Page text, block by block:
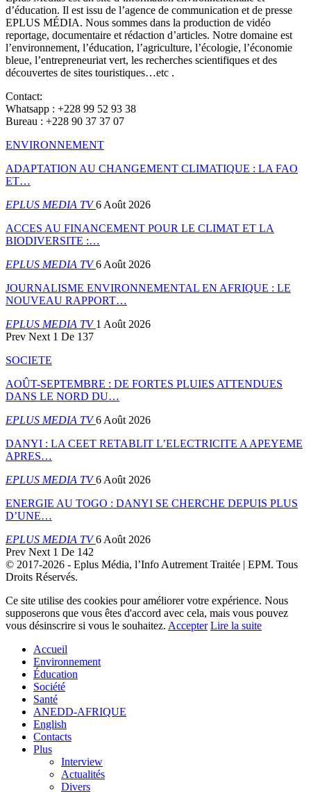
d’éducation. Il est issu de l’agence de communication et de presse
EPLUS MÉDIA. Nous sommes dans la production de vidéo
reportage, documentaire et rédaction d’articles. Notre domaine est
l’environnement, l’éducation, l’agriculture, l’écologie, l’économie
bleue, l’entrepreneuriat vert, les recherches scientifiques et des
découvertes de sites touristiques…etc .
Contact:
Whatsapp : +228 99 52 93 38
Bureau : +228 90 37 37 07
ENVIRONNEMENT
ADAPTATION AU CHANGEMENT CLIMATIQUE : LA FAO
ET…
EPLUS MEDIA TV6 Août 2026
ACCES AU FINANCEMENT POUR LE CLIMAT ET LA
BIODIVERSITE :…
EPLUS MEDIA TV6 Août 2026
JOURNALISME ENVIRONNEMENTAL EN AFRIQUE : LE
NOUVEAU RAPPORT…
EPLUS MEDIA TV1 Août 2026
Prev Next 1 De 137
SOCIETE
AOÛT-SEPTEMBRE : DE FORTES PLUIES ATTENDUES
DANS LE NORD DU…
EPLUS MEDIA TV6 Août 2026
DANYI : LA CEET RETABLIT L’ELECTRICITE A APEYEME
APRES…
EPLUS MEDIA TV6 Août 2026
ENERGIE AU TOGO : DANYI SE CHERCHE DEPUIS PLUS
D’UNE…
EPLUS MEDIA TV6 Août 2026
Prev Next 1 De 142
© 2017-2026 - Eplus Média, l’Info Autrement Traitée | EPM. Tous
Droits Réservés.
Ce site utilise des cookies pour améliorer votre expérience. Nous
supposerons que vous êtes d'accord avec cela, mais vous pouvez
vous désinscrire si vous le souhaitez. Accepter Lire la suite
Accueil
Environnement
Éducation
Société
Santé
ANEDD-AFRIQUE
English
Contacts
Plus
Interview
Actualités
Divers